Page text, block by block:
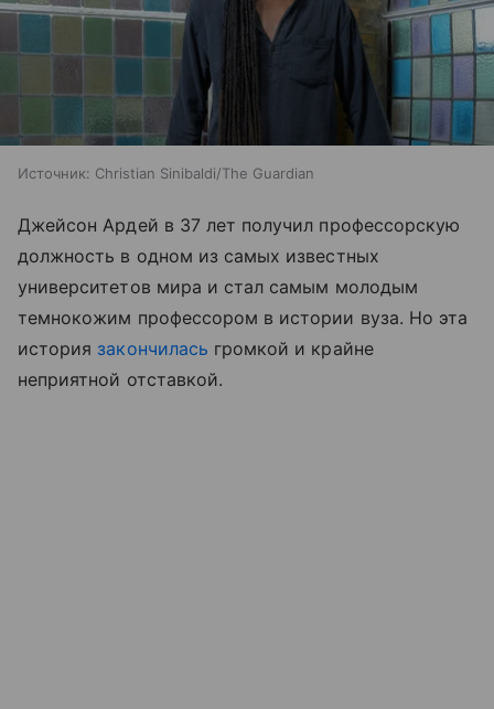
Источник: Christian Sinibaldi/The Guardian
Джейсон Ардей в 37 лет получил профессорскую
должность в одном из самых известных
университетов мира и стал самым молодым
темнокожим профессором в истории вуза. Но эта
история закончилась громкой и крайне
неприятной отставкой.